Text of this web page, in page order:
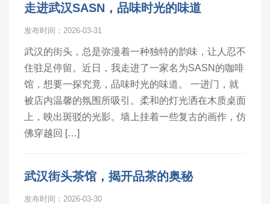
走进武汉SASN，品味时光的味道
发布时间：2026-03-31
武汉的街头，总是弥漫着一种独特的韵味，让人忍不
住驻足停留。近日，我走进了一家名为SASN的咖啡
馆，想要一探究竟，品味时光的味道。 一进门，就
被店内温馨的氛围所吸引。柔和的灯光洒在木质桌面
上，映出斑驳的光影。墙上挂着一些复古的画作，仿
佛穿越回 […]
武汉街头茶馆，揭开品茶的奥秘
发布时间：2026-03-30